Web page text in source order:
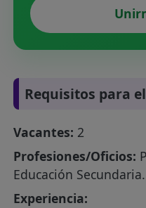
Requisitos para
Vacantes: 2
Profesiones/Oficios:
Educación Secundaria.
Experiencia: